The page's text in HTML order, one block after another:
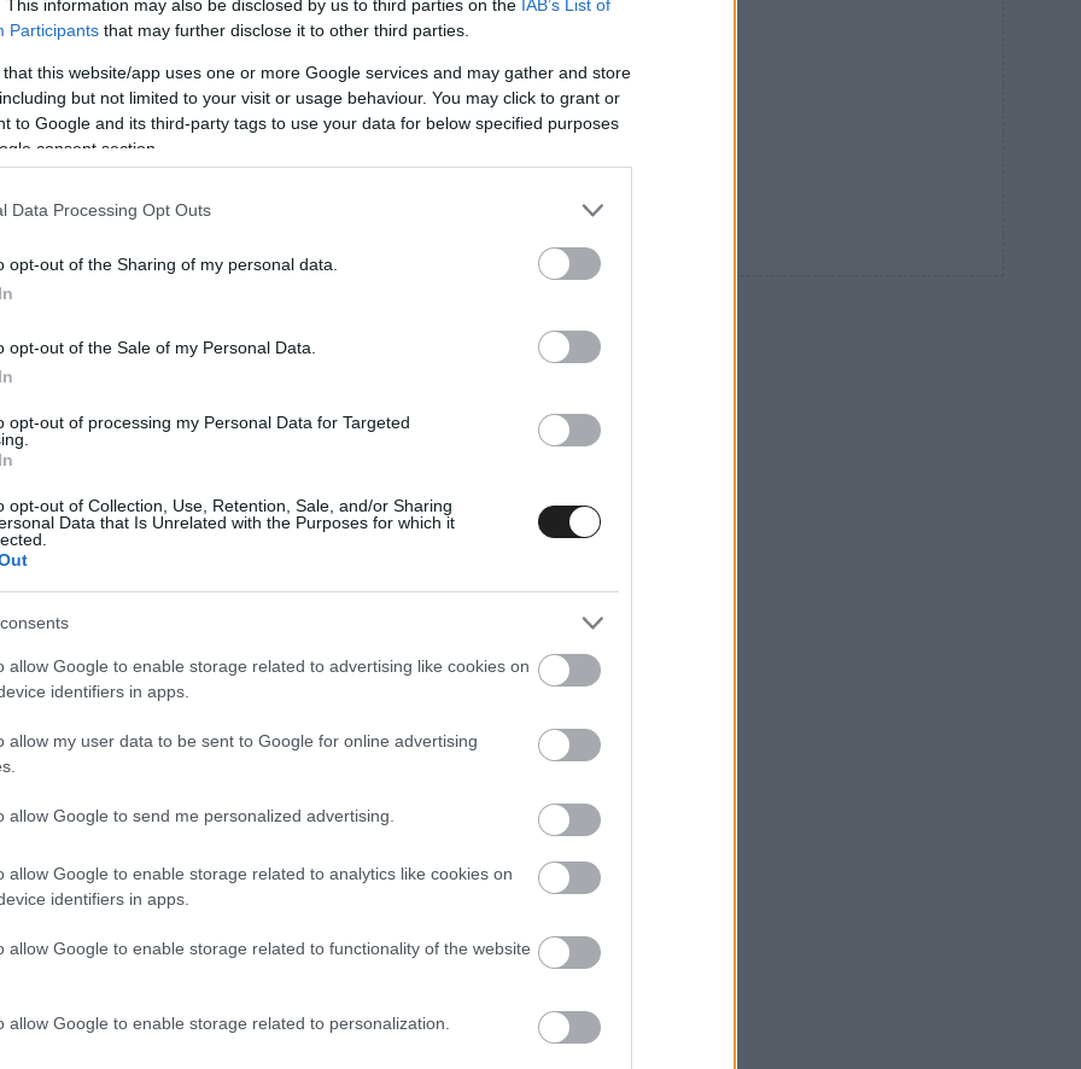
This information may also be disclosed by us to third parties on the IAB’s List of
Participants that may further disclose it to other third parties.
that this website/app uses one or more Google services and may gather and store
but not limited to your visit or usage behaviour. You may click to grant or
to Google and its third-party tags to use your data for below specified purposes
consent section.
Data Processing Opt Outs
opt-out of the Sharing of my personal data.
opt-out of the Sale of my Personal Data.
opt-out of processing my Personal Data for Targeted
opt-out of Collection, Use, Retention, Sale, and/or Sharing
Data that Is Unrelated with the Purposes for which it
allow Google to enable storage related to advertising like cookies on
identifiers in apps.
allow my user data to be sent to Google for online advertising
allow Google to send me personalized advertising.
allow Google to enable storage related to analytics like cookies on
identifiers in apps.
allow Google to enable storage related to functionality of the website
allow Google to enable storage related to personalization.
Getty Images/NASCAR Media
Egyszerűen fantasztikusak. Paul Wolfe (a
fektet az utolsó hetekbe.
megy, ha a Roush Yates Motorokra például,
Shellnél és a Pennzoilnál, az alkalmazottaknak,
a Shell-lel, és néhány bajnoki címet és